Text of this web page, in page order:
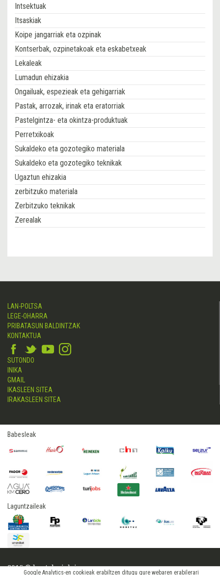
Google Analytics-en cookieak erabiltzen ditugu gure webaren erabilerari
Intsektuak
Itsaskiak
Koipe jangarriak eta ozpinak
Kontserbak, ozpinetakoak eta eskabetxeak
Lekaleak
Lumadun ehizakia
Ongailuak, espezieak eta gehigarriak
Pastak, arrozak, irinak eta eratorriak
Pastelgintza- eta okintza-produktuak
Perretxikoak
Sukaldeko eta gozotegiko materiala
Sukaldeko eta gozotegiko teknikak
Ugaztun ehizakia
zerbitzuko materiala
Zerbitzuko teknikak
Zerealak
LAN-POLTSA
LEGE-OHARRA
PRIBATASUN BALDINTZAK
KONTAKTUA
SUTONDO
INIKA
GMAIL
IKASLEEN SITEA
IRAKASLEEN SITEA
Babesleak
Laguntzaileak
2015 © hostelerialeioa